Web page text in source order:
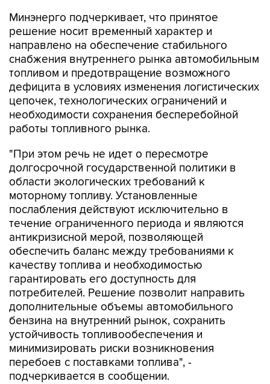
Минэнерго подчеркивает, что принятое
решение носит временный характер и
направлено на обеспечение стабильного
снабжения внутреннего рынка автомобильным
топливом и предотвращение возможного
дефицита в условиях изменения логистических
цепочек, технологических ограничений и
необходимости сохранения бесперебойной
работы топливного рынка.
"При этом речь не идет о пересмотре
долгосрочной государственной политики в
области экологических требований к
моторному топливу. Установленные
послабления действуют исключительно в
течение ограниченного периода и являются
антикризисной мерой, позволяющей
обеспечить баланс между требованиями к
качеству топлива и необходимостью
гарантировать его доступность для
потребителей. Решение позволит направить
дополнительные объемы автомобильного
бензина на внутренний рынок, сохранить
устойчивость топливообеспечения и
минимизировать риски возникновения
перебоев с поставками топлива", -
подчеркивается в сообщении.